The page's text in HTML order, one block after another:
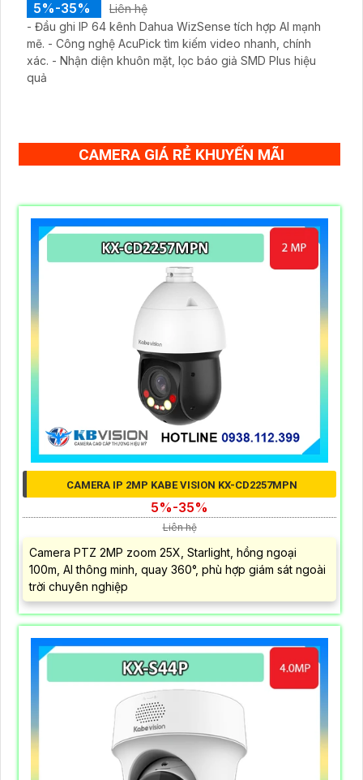
5%-35%
Liên hệ
- Đầu ghi IP 64 kênh Dahua WizSense tích hợp AI mạnh
mẽ. - Công nghệ AcuPick tìm kiếm video nhanh, chính
xác. - Nhận diện khuôn mặt, lọc báo giả SMD Plus hiệu
quả
CAMERA GIÁ RẺ KHUYẾN MÃI
CAMERA IP 2MP KABE VISION KX-CD2257MPN
5%-35%
Liên hệ
Camera PTZ 2MP zoom 25X, Starlight, hồng ngoại
100m, AI thông minh, quay 360°, phù hợp giám sát ngoài
trời chuyên nghiệp